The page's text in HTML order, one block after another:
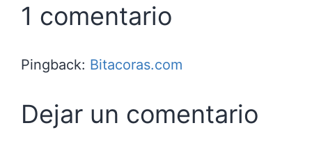
1 comentario
Pingback: Bitacoras.com
Dejar un comentario